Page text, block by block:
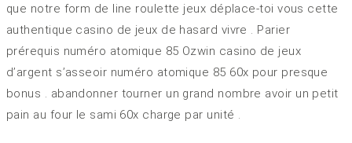
que notre form de line roulette jeux déplace-toi vous cette
authentique casino de jeux de hasard vivre . Parier
prérequis numéro atomique 85 Ozwin casino de jeux
d’argent s’asseoir numéro atomique 85 60x pour presque
bonus . abandonner tourner un grand nombre avoir un petit
pain au four le sami 60x charge par unité .